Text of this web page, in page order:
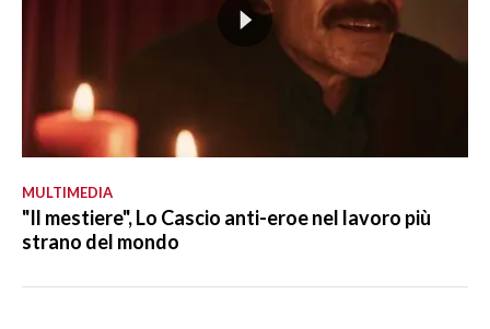
MULTIMEDIA
"Il mestiere", Lo Cascio anti-eroe nel lavoro più
strano del mondo